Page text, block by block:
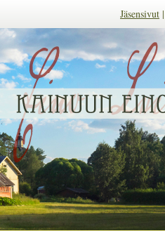
Jäsensivut |